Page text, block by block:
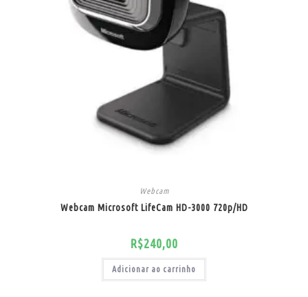
Webcam
Webcam Microsoft LifeCam HD-3000 720p/HD
R$240,00
Adicionar ao carrinho